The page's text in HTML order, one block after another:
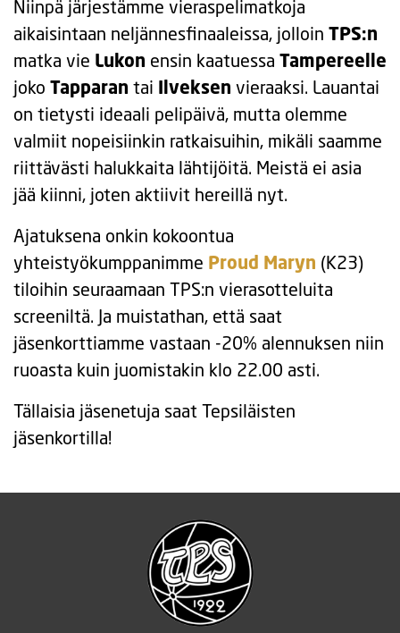
Niinpä järjestämme vieraspelimatkoja
aikaisintaan neljännesfinaaleissa, jolloin TPS:n
matka vie Lukon ensin kaatuessa Tampereelle
joko Tapparan tai Ilveksen vieraaksi. Lauantai
on tietysti ideaali pelipäivä, mutta olemme
valmiit nopeisiinkin ratkaisuihin, mikäli saamme
riittävästi halukkaita lähtijöitä. Meistä ei asia
jää kiinni, joten aktiivit hereillä nyt.
Ajatuksena onkin kokoontua
yhteistyökumppanimme Proud Maryn (K23)
tiloihin seuraamaan TPS:n vierasotteluita
screeniltä. Ja muistathan, että saat
jäsenkorttiamme vastaan -20% alennuksen niin
ruoasta kuin juomistakin klo 22.00 asti.
Tällaisia jäsenetuja saat Tepsiläisten
jäsenkortilla!